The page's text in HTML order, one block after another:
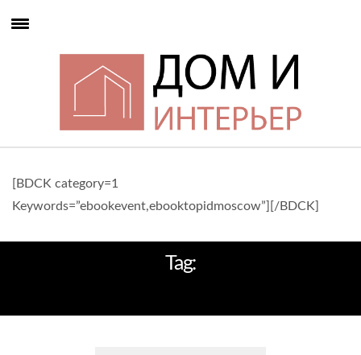
[BDCK category=1
Keywords=”ebookevent,ebooktopidmoscow”][/BDCK]
Tag: